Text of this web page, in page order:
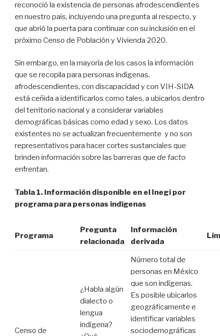
reconoció la existencia de personas afrodescendientes
en nuestro país, incluyendo una pregunta al respecto, y
que abrió la puerta para continuar con su inclusión en el
próximo Censo de Población y Vivienda 2020.
Sin embargo, en la mayoría de los casos la información
que se recopila para personas indígenas,
afrodescendientes, con discapacidad y con VIH-SIDA
está ceñida a identificarlos como tales, a ubicarlos dentro
del territorio nacional y a considerar variables
demográficas básicas como edad y sexo. Los datos
existentes no se actualizan frecuentemente y no son
representativos para hacer cortes sustanciales que
brinden información sobre las barreras que de facto
enfrentan.
Tabla 1. Información disponible en el Inegi por
programa para personas indígenas
Programa
Pregunta
relacionada
Información
derivada
Censo de
¿Habla algún
dialecto o
lengua
indígena?
Número total de
personas en México
que son indígenas.
Es posible ubicarlos
geográficamente e
identificar variables
sociodemográficas